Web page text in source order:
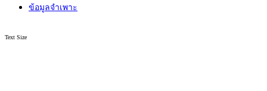
ข้อมูลจำเพาะ
Text Size